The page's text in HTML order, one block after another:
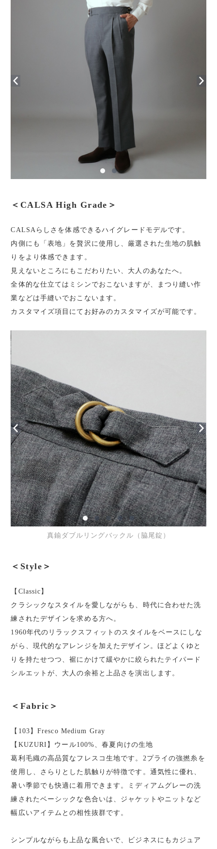
＜CALSA High Grade＞
CALSAらしさを体感できるハイグレードモデルです。
内側にも「表地」を贅沢に使用し、厳選された生地の肌触
りをより体感できます。
見えないところにもこだわりたい、大人のあなたへ。
全体的な仕立てはミシンでおこないますが、まつり縫い作
業などは手縫いでおこないます。
カスタマイズ項目にてお好みのカスタマイズが可能です。
真鍮ダブルリングバックル（脇尾錠）
＜Style＞
【Classic】
クラシックなスタイルを愛しながらも、時代に合わせた洗
練されたデザインを求める方へ。
1960年代のリラックスフィットのスタイルをベースにしな
がら、現代的なアレンジを加えたデザイン。ほどよくゆと
りを持たせつつ、裾にかけて緩やかに絞られたテイパード
シルエットが、大人の余裕と上品さを演出します。
＜Fabric＞
【103】Fresco Medium Gray
【KUZURI】ウール100%、春夏向けの生地
葛利毛織の高品質なフレスコ生地です。2プライの強撚糸を
使用し、さらりとした肌触りが特徴です。通気性に優れ、
暑い季節でも快適に着用できます。ミディアムグレーの洗
練されたベーシックな色合いは、ジャケットやニットなど
幅広いアイテムとの相性抜群です。
シンプルながらも上品な風合いで、ビジネスにもカジュア